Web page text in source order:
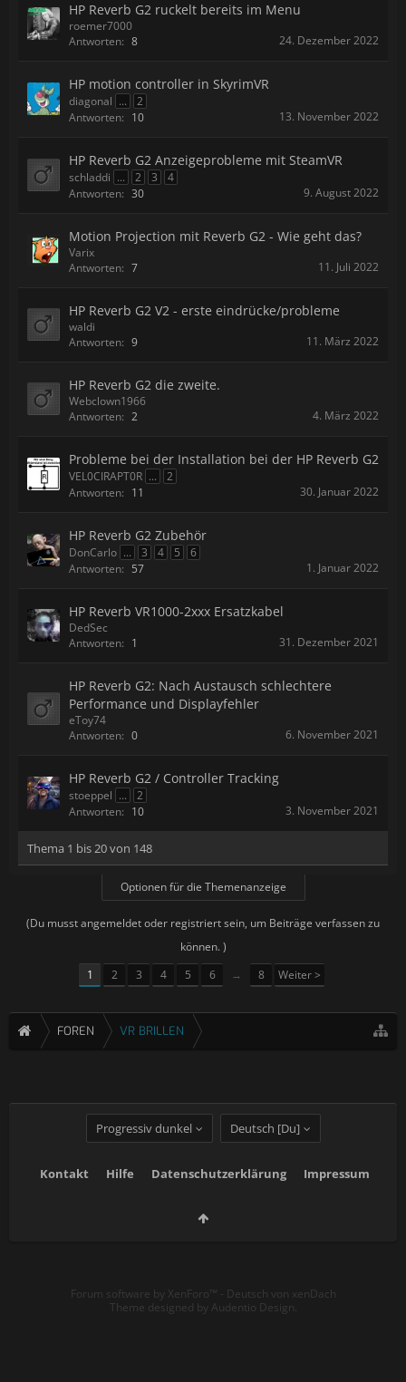
HP Reverb G2 ruckelt bereits im Menu
roemer7000
Antworten: 8 24. Dezember 2022
HP motion controller in SkyrimVR
diagonal ...
2
Antworten: 10 13. November 2022
HP Reverb G2 Anzeigeprobleme mit SteamVR
schladdi ... 2 3
4
Antworten: 30 9. August 2022
Motion Projection mit Reverb G2 - Wie geht das?
Varix
Antworten: 7 11. Juli 2022
HP Reverb G2 V2 - erste eindrücke/probleme
waldi
Antworten: 9 11. März 2022
HP Reverb G2 die zweite.
Webclown1966
Antworten: 2 4. März 2022
Probleme bei der Installation bei der HP Reverb G2
VEL0CIRAPT0R ...
2
Antworten: 11 30. Januar 2022
HP Reverb G2 Zubehör
DonCarlo ... 3 4 5
6
Antworten: 57 1. Januar 2022
HP Reverb VR1000-2xxx Ersatzkabel
DedSec
Antworten: 1 31. Dezember 2021
HP Reverb G2: Nach Austausch schlechtere
Performance und Displayfehler
eToy74
Antworten: 0 6. November 2021
HP Reverb G2 / Controller Tracking
stoeppel ...
2
Antworten: 10 3. November 2021
Thema 1 bis 20 von 148
Optionen für die Themenanzeige
(Du musst angemeldet oder registriert sein, um Beiträge verfassen zu
können. )
1
2 3 4 5 6 → 8 Weiter >
FOREN VR BRILLEN
Progressiv dunkel Deutsch [Du]
Kontakt Hilfe Datenschutzerklärung Impressum
Forum software by XenForo™ - Deutsch von xenDach
Theme designed by Audentio Design.